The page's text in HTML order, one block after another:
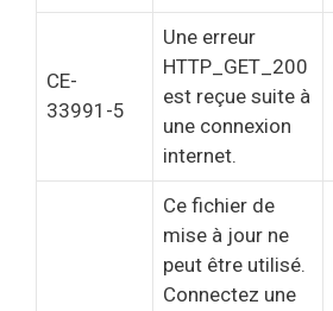
CE-
33991-5
Une erreur
HTTP_GET_200
est reçue suite à
une connexion
internet.
Ce fichier de
mise à jour ne
peut être utilisé.
Connectez une